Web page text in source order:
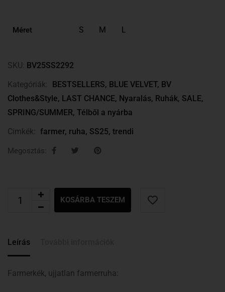
Méret S M L
SKU:
BV25SS2292
Kategóriák:
BESTSELLERS, BLUE VELVET, BV
Clothes&Style, LAST CHANCE, Nyaralás, Ruhák, SALE,
SPRING/SUMMER, Télből a nyárba
Cimkék:
farmer, ruha, SS25, trendi
Megosztás:
KOSÁRBA TESZEM
Leírás
Farmerkék, ujjatlan farmerruha: